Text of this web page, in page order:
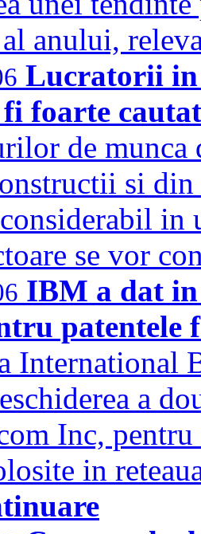
anului,
Lucratorii in
foarte
de munca
si
se vor
IBM a dat in
patentele
International
a
Inc,
in